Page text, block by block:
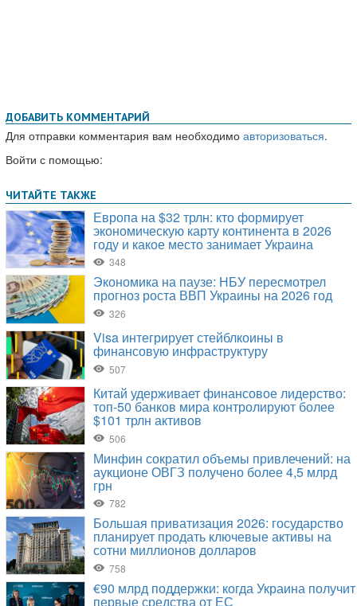
ДОБАВИТЬ КОММЕНТАРИЙ
Для отправки комментария вам необходимо авторизоваться.
Войти с помощью: